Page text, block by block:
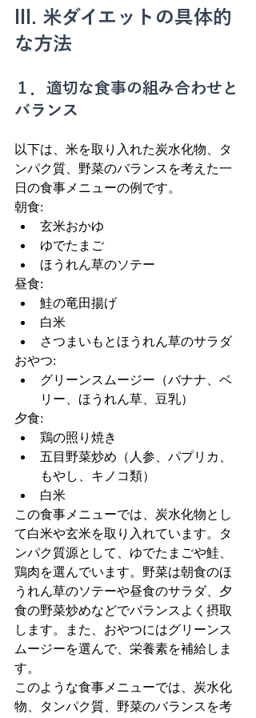
III. 米ダイエットの具体的
な方法
１．適切な食事の組み合わせと
バランス
以下は、米を取り入れた炭水化物、タ
ンパク質、野菜のバランスを考えた一
日の食事メニューの例です。
朝食:
玄米おかゆ
ゆでたまご
ほうれん草のソテー
昼食:
鮭の竜田揚げ
白米
さつまいもとほうれん草のサラダ
おやつ:
グリーンスムージー（バナナ、ベ
リー、ほうれん草、豆乳）
夕食:
鶏の照り焼き
五目野菜炒め（人参、パプリカ、
もやし、キノコ類）
白米
この食事メニューでは、炭水化物とし
て白米や玄米を取り入れています。タ
ンパク質源として、ゆでたまごや鮭、
鶏肉を選んでいます。野菜は朝食のほ
うれん草のソテーや昼食のサラダ、夕
食の野菜炒めなどでバランスよく摂取
します。また、おやつにはグリーンス
ムージーを選んで、栄養素を補給しま
す。
このような食事メニューでは、炭水化
物、タンパク質、野菜のバランスを考